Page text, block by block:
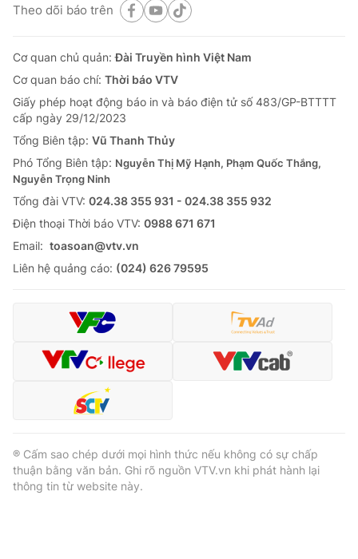
Theo dõi báo trên
Cơ quan chủ quản:Đài Truyền hình Việt Nam
Cơ quan báo chí: Thời báo VTV
Giấy phép hoạt động báo in và báo điện tử số 483/GP-BTTTT
cấp ngày 29/12/2023
Tổng Biên tập: Vũ Thanh Thủy
Phó Tổng Biên tập: Nguyễn Thị Mỹ Hạnh, Phạm Quốc Thắng,
Nguyễn Trọng Ninh
Tổng đài VTV: 024.38 355 931 - 024.38 355 932
Ðiện thoại Thời báo VTV: 0988 671 671
Email: toasoan@vtv.vn
Liên hệ quảng cáo: (024) 626 79595
® Cấm sao chép dưới mọi hình thức nếu không có sự chấp
thuận bằng văn bản. Ghi rõ nguồn VTV.vn khi phát hành lại
thông tin từ website này.